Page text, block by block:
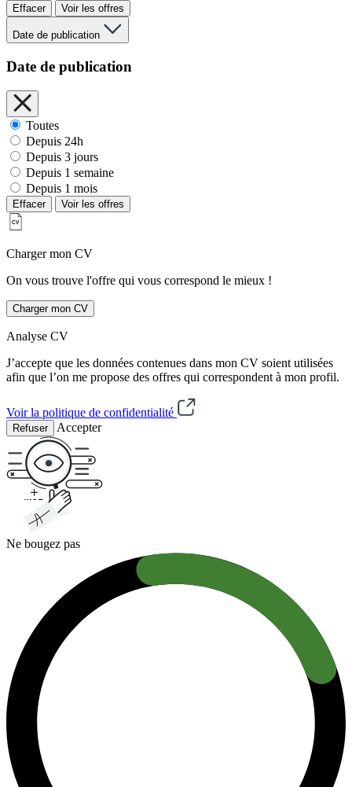
Effacer Voir les offres
Date de publication
Date de publication
Toutes
Depuis 24h
Depuis 3 jours
Depuis 1 semaine
Depuis 1 mois
Effacer Voir les offres
Charger mon CV
On vous trouve l'offre qui vous correspond le mieux !
Charger mon CV
Analyse CV
J’accepte que les données contenues dans mon CV soient utilisées
afin que l’on me propose des offres qui correspondent à mon profil.
Voir la politique de confidentialité
Refuser Accepter
Ne bougez pas